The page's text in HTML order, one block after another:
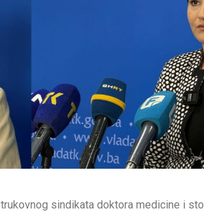
sindikata doktora medicine i